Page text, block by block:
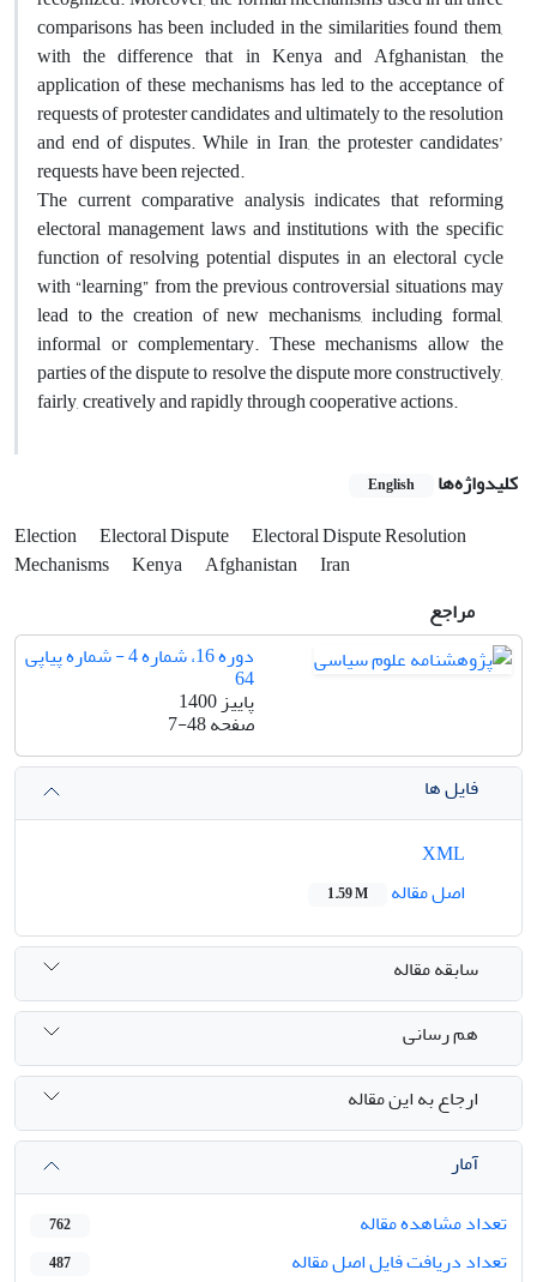
comparisons has been included in the similarities found them,
with the difference that in Kenya and Afghanistan, the
application of these mechanisms has led to the acceptance of
requests of protester candidates and ultimately to the resolution
and end of disputes. While in Iran, the protester candidates’
requests have been rejected.
The current comparative analysis indicates that reforming
electoral management laws and institutions with the specific
function of resolving potential disputes in an electoral cycle
with “learning” from the previous controversial situations may
lead to the creation of new mechanisms, including formal,
informal or complementary. These mechanisms allow the
parties of the dispute to resolve the dispute more constructively,
fairly, creatively and rapidly through cooperative actions.
کلیدواژه‌ها English
Election Electoral Dispute
Electoral Dispute Resolution
Mechanisms
Kenya Afghanistan
Iran
مراجع
دوره 16، شماره 4 - شماره پیاپی
64
پاییز 1400
صفحه7-48
فایل ها
اصل مقاله
1.59 M
سابقه مقاله
هم رسانی
ارجاع به این مقاله
آمار
تعداد مشاهده مقاله
762
تعداد دریافت فایل اصل مقاله 487